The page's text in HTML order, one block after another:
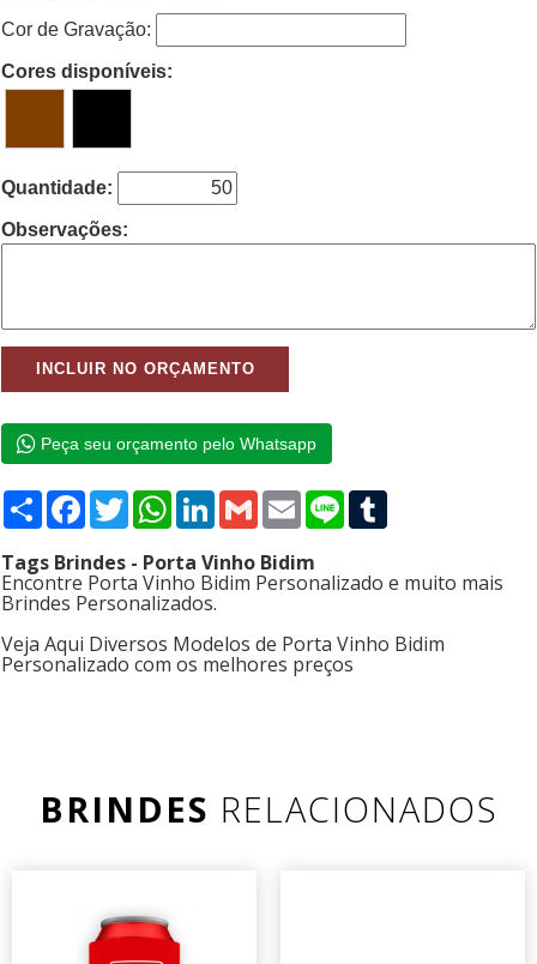
Cor de Gravação:
Cores disponíveis:
Quantidade:
Observações:
Peça seu orçamento pelo Whatsapp
Compartilhar
Facebook
TwitterWhatsApp
LinkedIn
GmailEmailLine
Tags Brindes - Porta Vinho Bidim
Encontre Porta Vinho Bidim Personalizado e muito mais
Brindes Personalizados.
Veja Aqui Diversos Modelos de Porta Vinho Bidim
Personalizado com os melhores preços
BRINDES RELACIONADOS